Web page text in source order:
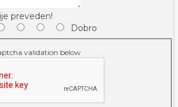
preveden!
Dobro
validation below